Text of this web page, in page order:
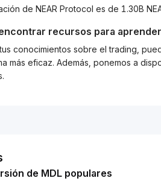
de NEAR Protocol es de 1.30B
recursos para
conocimientos sobre el trading,
más eficaz. Además, ponemos a
de MDL populares